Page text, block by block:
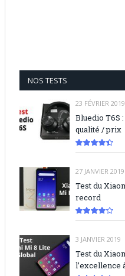
NOS TESTS
23 FÉVRIER 2019
Bluedio T6S
qualité / prix
27 JANVIER 2019
Test du
record
3 JANVIER 2019
Test du
l’excellence